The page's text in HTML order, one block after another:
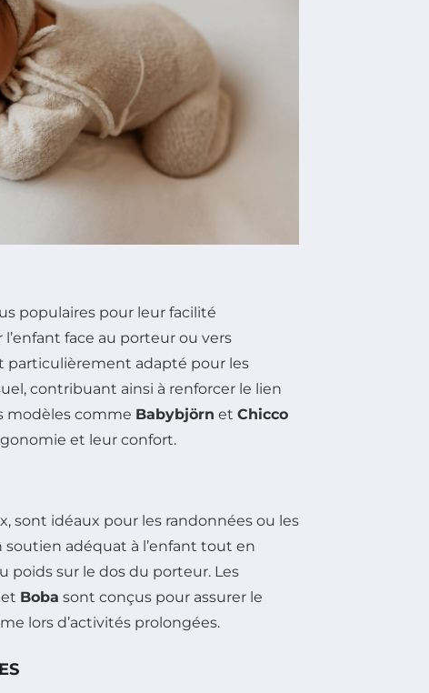
populaires pour leur facilité
face au porteur ou vers
particulièrement adapté pour les
contribuant ainsi à renforcer le lien
modèles comme Babybjörn et Chicco
et leur confort.
sont idéaux pour les randonnées ou les
adéquat à l’enfant tout en
sur le dos du porteur. Les
et Boba sont conçus pour assurer le
lors d’activités prolongées.